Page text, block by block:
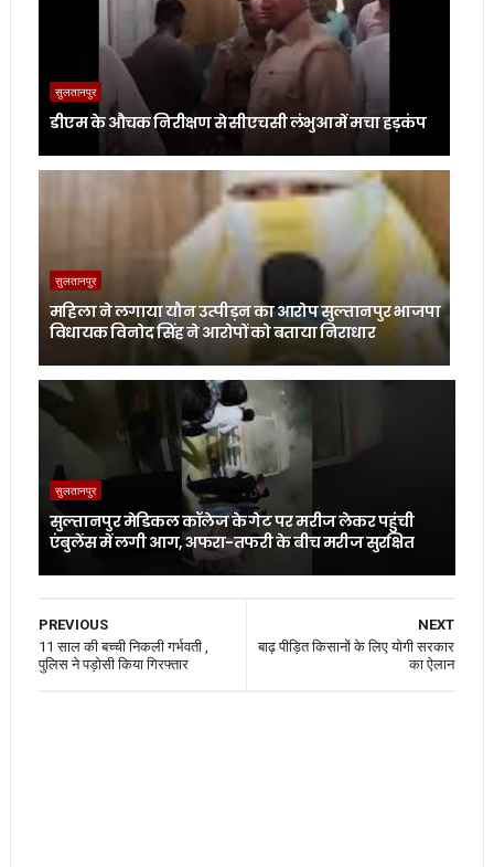
सुलतानपुर
डीएम के औचक निरीक्षण से सीएचसी लंभुआ में मचा हड़कंप
सुलतानपुर
महिला ने लगाया यौन उत्पीड़न का आरोप सुल्तानपुर भाजपा
विधायक विनोद सिंह ने आरोपों को बताया निराधार
सुलतानपुर
सुल्तानपुर मेडिकल कॉलेज के गेट पर मरीज लेकर पहुंची
एंबुलेंस में लगी आग, अफरा-तफरी के बीच मरीज सुरक्षित
NEXT
बाढ़ पीड़ित किसानों के लिए योगी सरकार
का ऐलान
PREVIOUS
11 साल की बच्ची निकली गर्भवती ,
पुलिस ने पड़ोसी किया गिरफ्तार